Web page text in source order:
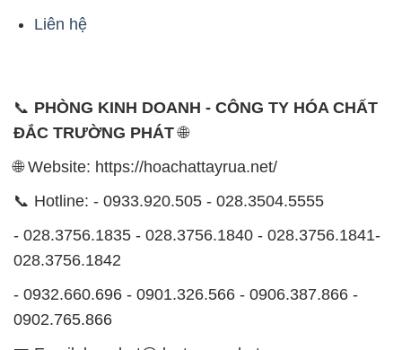
Liên hệ
📞 PHÒNG KINH DOANH - CÔNG TY HÓA CHẤT
ĐẮC TRƯỜNG PHÁT🌐
🌐 Website: https://hoachattayrua.net/
📞 Hotline: - 0933.920.505 - 028.3504.5555
- 028.3756.1835 - 028.3756.1840 - 028.3756.1841-
028.3756.1842
- 0932.660.696 - 0901.326.566 - 0906.387.866 -
0902.765.866